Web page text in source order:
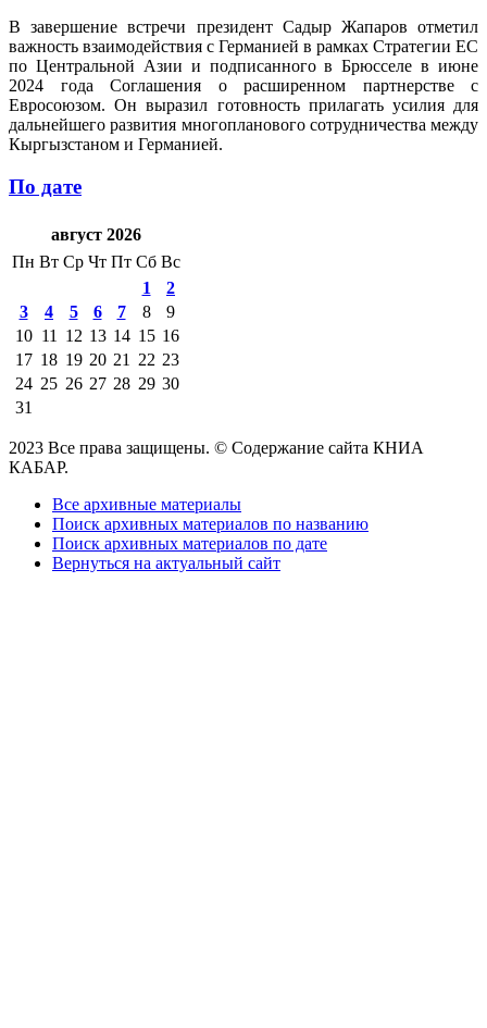
В завершение встречи президент Садыр Жапаров отметил
важность взаимодействия с Германией в рамках Стратегии ЕС
по Центральной Азии и подписанного в Брюсселе в июне
2024 года Соглашения о расширенном партнерстве с
Евросоюзом. Он выразил готовность прилагать усилия для
дальнейшего развития многопланового сотрудничества между
Кыргызстаном и Германией.
По дате
август 2026
Пн Вт Ср Чт Пт Сб Вс
1
2
3
4 5 6 7 8
9
10 11 12 13 14 15 16
17 18 19 20 21 22 23
24 25 26 27 28 29 30
31
2023 Все права защищены. © Содержание сайта КНИА
КАБАР.
Все архивные материалы
Поиск архивных материалов по названию
Поиск архивных материалов по дате
Вернуться на актуальный сайт